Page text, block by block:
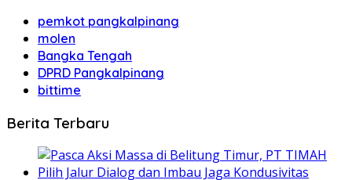
pemkot pangkalpinang
molen
Bangka Tengah
DPRD Pangkalpinang
bittime
Berita Terbaru